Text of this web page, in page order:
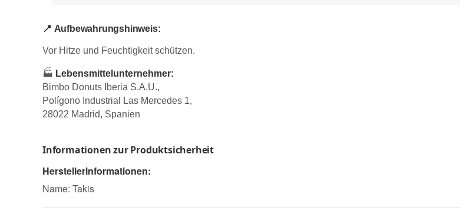
📍 Aufbewahrungshinweis:
Vor Hitze und Feuchtigkeit schützen.
🏭 Lebensmittelunternehmer:
Bimbo Donuts Iberia S.A.U.,
Polígono Industrial Las Mercedes 1,
28022 Madrid, Spanien
Informationen zur Produktsicherheit
Herstellerinformationen:
Name: Takis